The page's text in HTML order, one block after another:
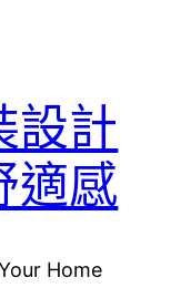
設計
適感
Home